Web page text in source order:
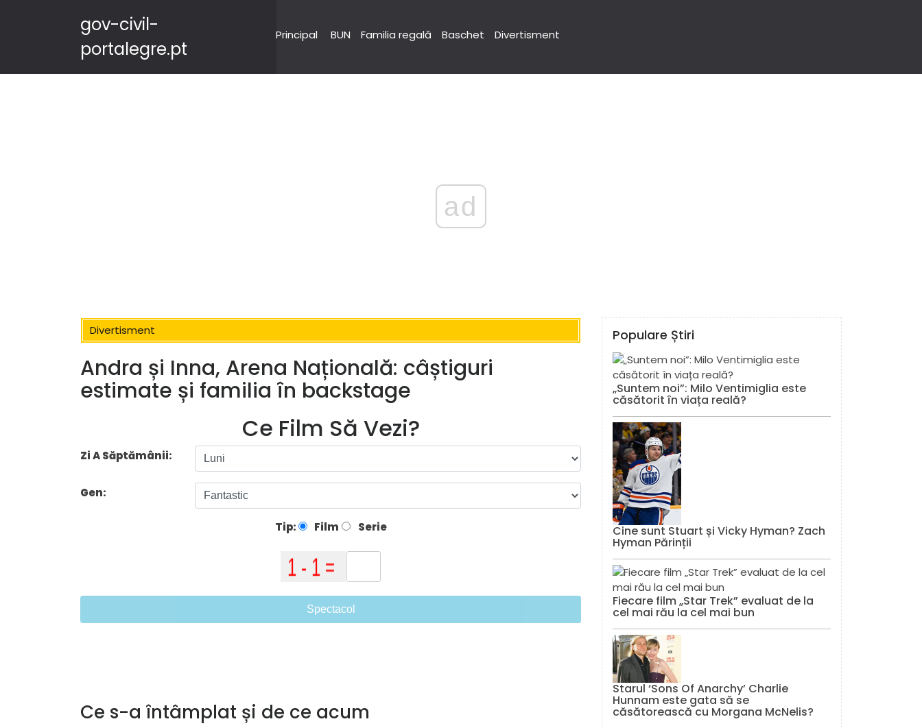
gov-civil-
portalegre.pt
Principal BUN Familia regală Baschet Divertisment
ad
Divertisment
Andra și Inna, Arena Națională: câștiguri
estimate și familia în backstage
Ce Film Să Vezi?
Zi A Săptămânii:
Gen:
Tip: Film Serie
Spectacol
Ce s-a întâmplat și de ce acum
Populare Știri
„Suntem noi”: Milo Ventimiglia este
căsătorit în viața reală?
Cine sunt Stuart și Vicky Hyman? Zach
Hyman Părinții
Fiecare film „Star Trek” evaluat de la
cel mai rău la cel mai bun
Starul ‘Sons Of Anarchy’ Charlie
Hunnam este gata să se
căsătorească cu Morgana McNelis?